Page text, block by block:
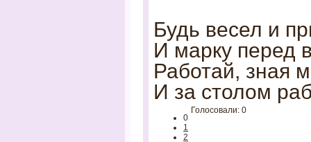
Будь весел и
И марку перед
Работай, зная
И за столом
0
1
2
Голосовали: 0